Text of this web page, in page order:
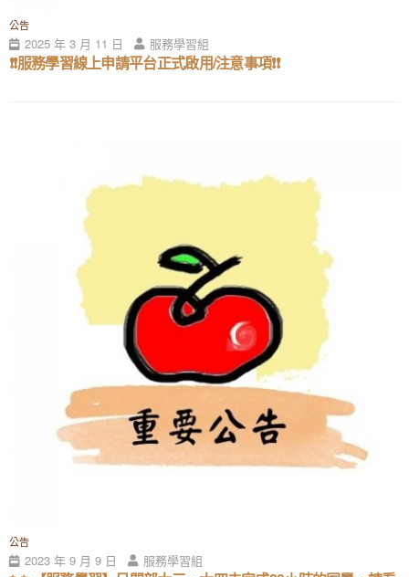
公告
2025 年 3 月 11 日 服務學習組
❗️❗️服務學習線上申請平台正式啟用/注意事項❗️❗️
公告
2023 年 9 月 9 日 服務學習組